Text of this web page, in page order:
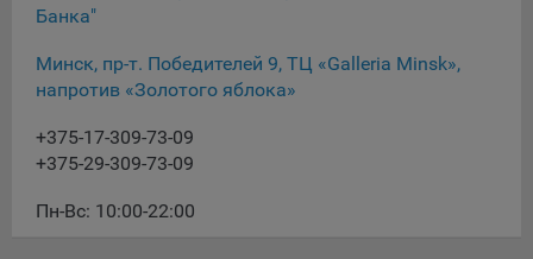
16. Пользователь всегда может направить сообщение с
файлов сookie, на электронную почту Общества:
info@myfin.by
Аналитические Cookie
определять предпочтения пользователей Сайта, в том
Банка"
Минск, пр-т. Победителей 9, ТЦ «Galleria Minsk»,
напротив «Золотого яблока»
+375-17-309-73-09
+375-29-309-73-09
Пн-Вс: 10:00-22:00